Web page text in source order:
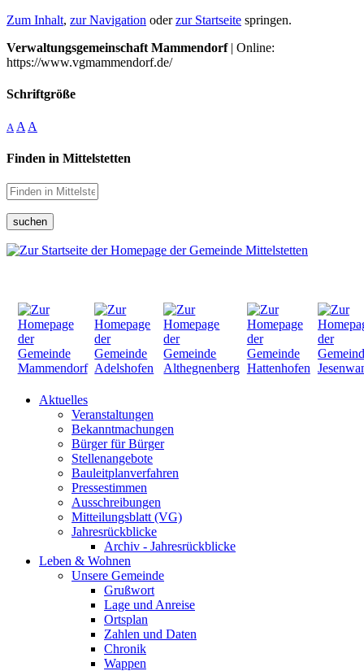
Zum Inhalt, zur Navigation oderzur Startseite springen.
Verwaltungsgemeinschaft Mammendorf| Online:
https://www.vgmammendorf.de/
Schriftgröße
A A A
Finden in Mittelstetten
suchen
Aktuelles
Veranstaltungen
Bekanntmachungen
Bürger für Bürger
Stellenangebote
Bauleitplanverfahren
Pressestimmen
Ausschreibungen
Mitteilungsblatt (VG)
Jahresrückblicke
Archiv - Jahresrückblicke
Leben & Wohnen
Unsere Gemeinde
Grußwort
Lage und Anreise
Ortsplan
Zahlen und Daten
Chronik
Wappen